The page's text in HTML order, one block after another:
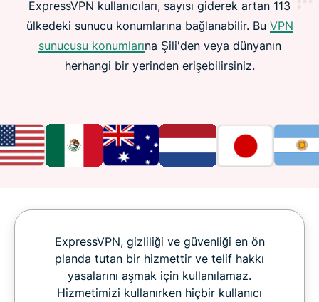
ExpressVPN kullanıcıları, sayısı giderek artan 113
ülkedeki sunucu konumlarına bağlanabilir. Bu VPN
sunucusu konumlarına Şili'den veya dünyanın
herhangi bir yerinden erişebilirsiniz.
ExpressVPN, gizliliği ve güvenliği en ön
planda tutan bir hizmettir ve telif hakkı
yasalarını aşmak için kullanılamaz.
Hizmetimizi kullanırken hiçbir kullanıcı